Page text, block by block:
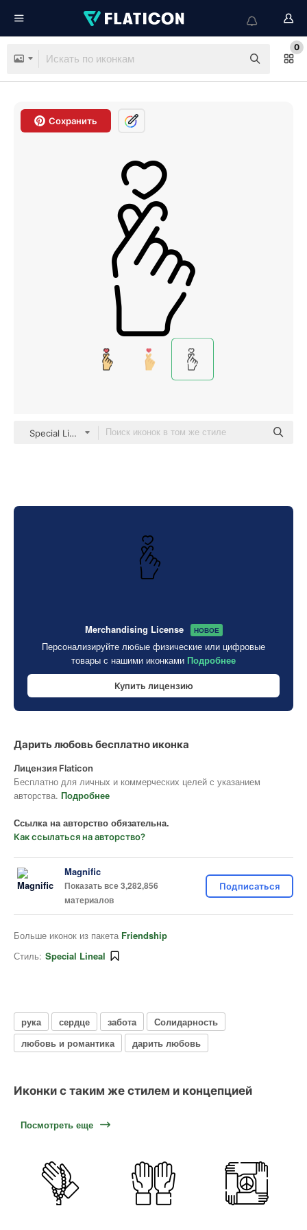
0
Сохранить
Special Lineal
Merchandising License НОВОЕ
Персонализируйте любые физические или цифровые
товары с нашими иконками Подробнее
Купить лицензию
Дарить любовь бесплатно иконка
Лицензия Flaticon
Бесплатно для личных и коммерческих целей с указанием
авторства. Подробнее
Ссылка на авторство обязательна.
Как ссылаться на авторство?
Magnific
Показать все 3,282,856
материалов
Подписаться
Больше иконок из пакета Friendship
Стиль: Special Lineal
рука сердце забота
Солидарность
любовь и романтика
дарить любовь
Иконки с таким же стилем и концепцией
Посмотреть еще